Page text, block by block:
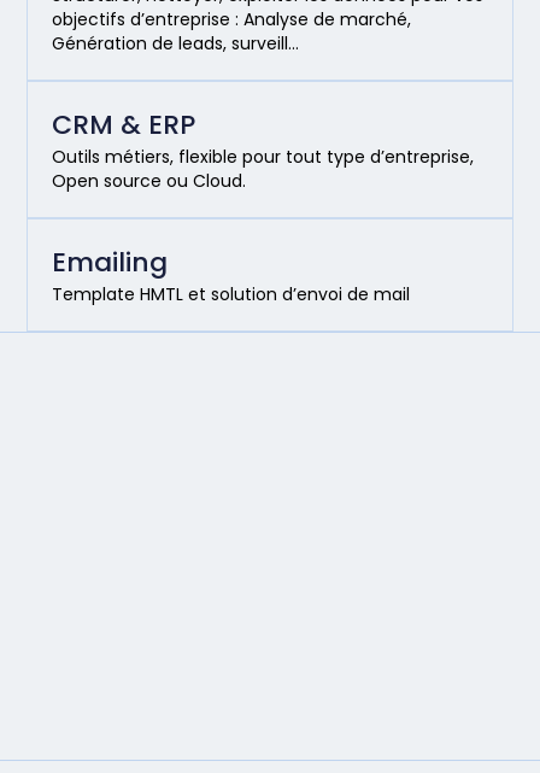
Emailing
Template HMTL et solution d’envoi de mail
objectifs d’entreprise : Analyse de marché,
Génération de leads, surveill…
CRM & ERP
Outils métiers, flexible pour tout type d’entreprise,
Open source ou Cloud.